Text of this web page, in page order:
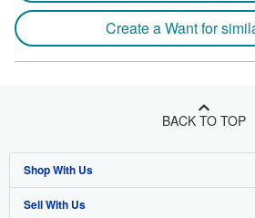
Create a Want for
BACK TO TOP
Shop With Us
Advanced Search
Sell With Us